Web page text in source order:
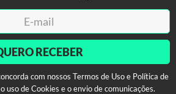
RECEBER
com nossos Termos de Uso e Política de
uso de Cookies e o envio de comunicações.